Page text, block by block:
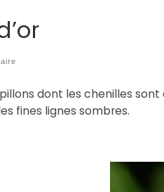
dont les chenilles
fines lignes sombres.